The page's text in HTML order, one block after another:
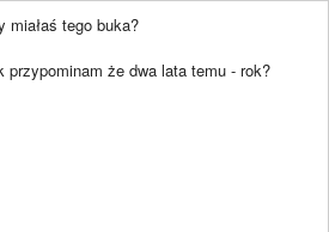
miałaś tego buka?
przypominam że dwa lata temu - rok?